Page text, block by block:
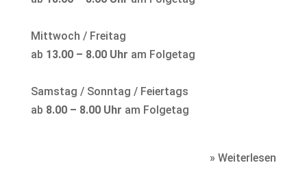
Mittwoch / Freitag
ab 13.00 – 8.00 Uhr am Folgetag
Samstag / Sonntag / Feiertags
ab 8.00 – 8.00 Uhr am Folgetag
» Weiterlesen